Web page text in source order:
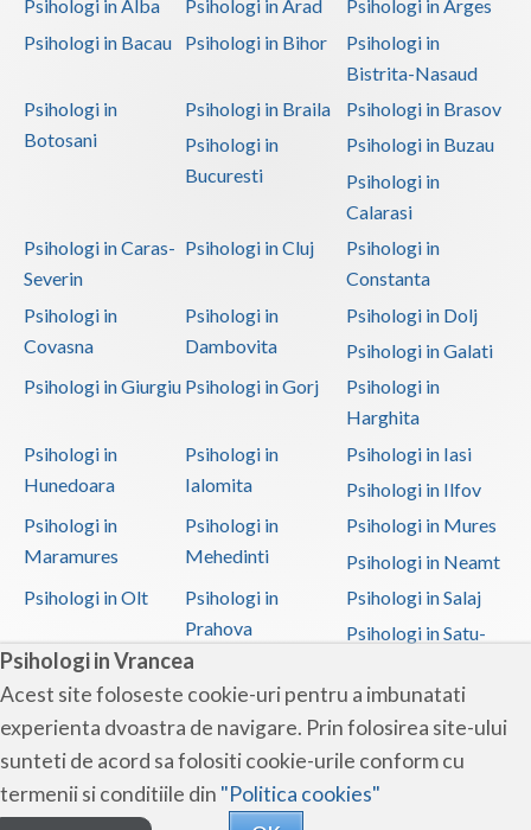
Psihologi in Vrancea
Acest site foloseste cookie-uri pentru a imbunatati
experienta dvoastra de navigare. Prin folosirea site-ului
sunteti de acord sa folositi cookie-urile conform cu
termenii si conditiile din "Politica cookies"
Psihologi in Alba Psihologi in Arad
Psihologi in Arges
Psihologi in Bacau
Psihologi in Bihor
Psihologi in
Bistrita-Nasaud
Psihologi in
Botosani
Psihologi in Braila
Psihologi in Brasov
Psihologi in
Bucuresti
Psihologi in Buzau
Psihologi in
Calarasi
Psihologi in Caras-
Severin
Psihologi in Cluj
Psihologi in
Constanta
Psihologi in
Covasna
Psihologi in
Dambovita
Psihologi in Dolj
Psihologi in Galati
Psihologi in Giurgiu Psihologi in Gorj
Psihologi in
Harghita
Psihologi in
Hunedoara
Psihologi in
Ialomita
Psihologi in Iasi
Psihologi in Ilfov
Psihologi in
Maramures
Psihologi in
Mehedinti
Psihologi in Mures
Psihologi in Neamt
Psihologi in Olt
Psihologi in
Prahova
Psihologi in Salaj
Psihologi in Satu-
Psihologi in Sibiu
Psihologi in
Suceava
Psihologi in
Teleorman
Psihologi in Timis
Psihologi in Tulcea Psihologi in Valcea
Psihologi in Vaslui
Psihologi in